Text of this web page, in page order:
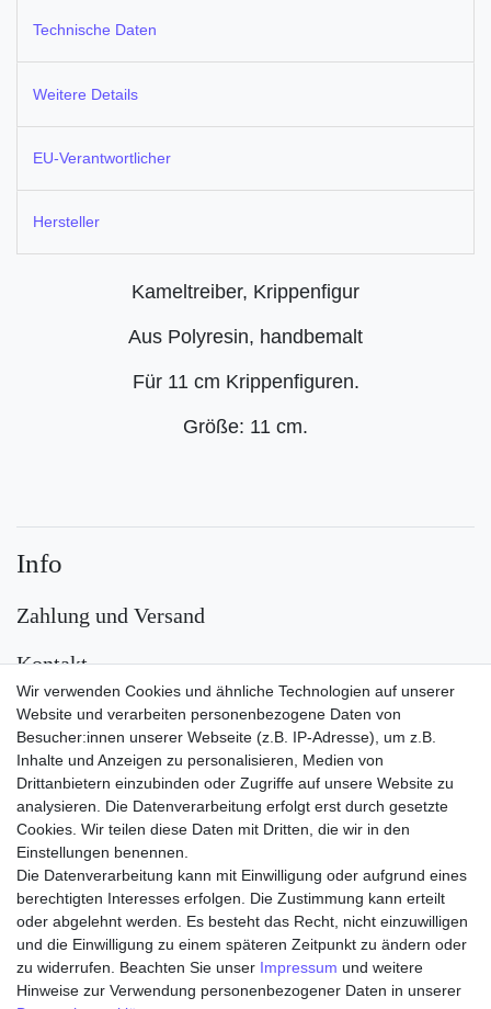
Technische Daten
Weitere Details
EU-Verantwortlicher
Hersteller
Kameltreiber, Krippenfigur
Aus Polyresin, handbemalt
Für 11 cm Krippenfiguren.
Größe: 11 cm.
Wir verwenden Cookies und ähnliche Technologien auf unserer
Website und verarbeiten personenbezogene Daten von
Besucher:innen unserer Webseite (z.B. IP-Adresse), um z.B.
Inhalte und Anzeigen zu personalisieren, Medien von
Drittanbietern einzubinden oder Zugriffe auf unsere Website zu
analysieren. Die Datenverarbeitung erfolgt erst durch gesetzte
Cookies. Wir teilen diese Daten mit Dritten, die wir in den
Einstellungen benennen.
Die Datenverarbeitung kann mit Einwilligung oder aufgrund eines
berechtigten Interesses erfolgen. Die Zustimmung kann erteilt
oder abgelehnt werden. Es besteht das Recht, nicht einzuwilligen
und die Einwilligung zu einem späteren Zeitpunkt zu ändern oder
zu widerrufen. Beachten Sie unser Impressum und weitere
Hinweise zur Verwendung personenbezogener Daten in unserer
Info
Zahlung und Versand
Kontakt
Versand
Zahlungsarten